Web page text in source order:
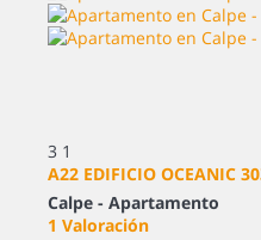
3 1
A22 EDIFICIO OCEANIC
Calpe - Apartamento
1 Valoración